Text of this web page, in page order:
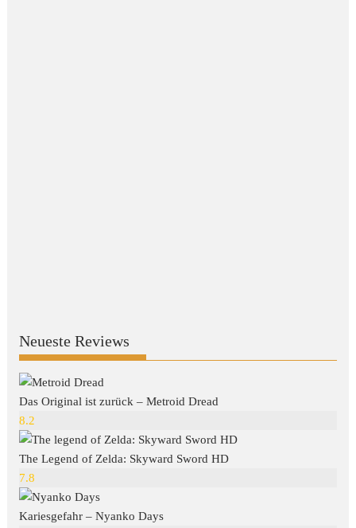
Neueste Reviews
Das Original ist zurück – Metroid Dread
8.2
The Legend of Zelda: Skyward Sword HD
7.8
Kariesgefahr – Nyanko Days